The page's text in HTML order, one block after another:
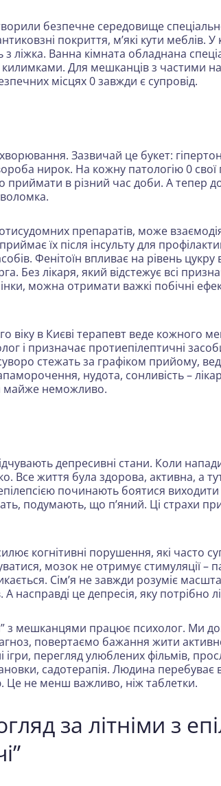
безпечне середовище
покриття, м’які кути меблів.
ліжка. Ванна кімната обладнана
Для мешканців з частими
місцях 0 завжди є супровід.
Зазвичай це букет:
нирок. На кожну патологію 0 свої
приймати в різний час доби. А тепер
препаратів, може
їх після інсульту для
Фенітоїн впливає на рівень цукру
Без лікаря, який відстежує всі
можна отримати важкі побічні
в Києві терапевт веде кожного
і призначає протиепілептичні
стежать за графіком прийому,
нудота, сонливість –
майже неможливо.
депресивні стани. Коли
життя була здорова, активна, а
епілепсією починають боятися
подумають, що п’яний. Ці страхи
когнітивні порушення, які часто
мозок не отримує стимуляції –
Сім’я не завжди розуміє
насправді це депресія, яку потрібно
з мешканцями працює психолог. Ми
повертаємо бажання жити
ігри, перегляд улюблених фільмів,
садотерапія. Людина перебуває в
Це не менш важливо, ніж таблетки.
за літніми з